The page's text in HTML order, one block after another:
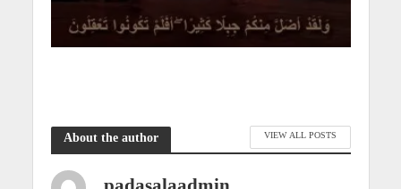
About the author VIEW ALL POSTS